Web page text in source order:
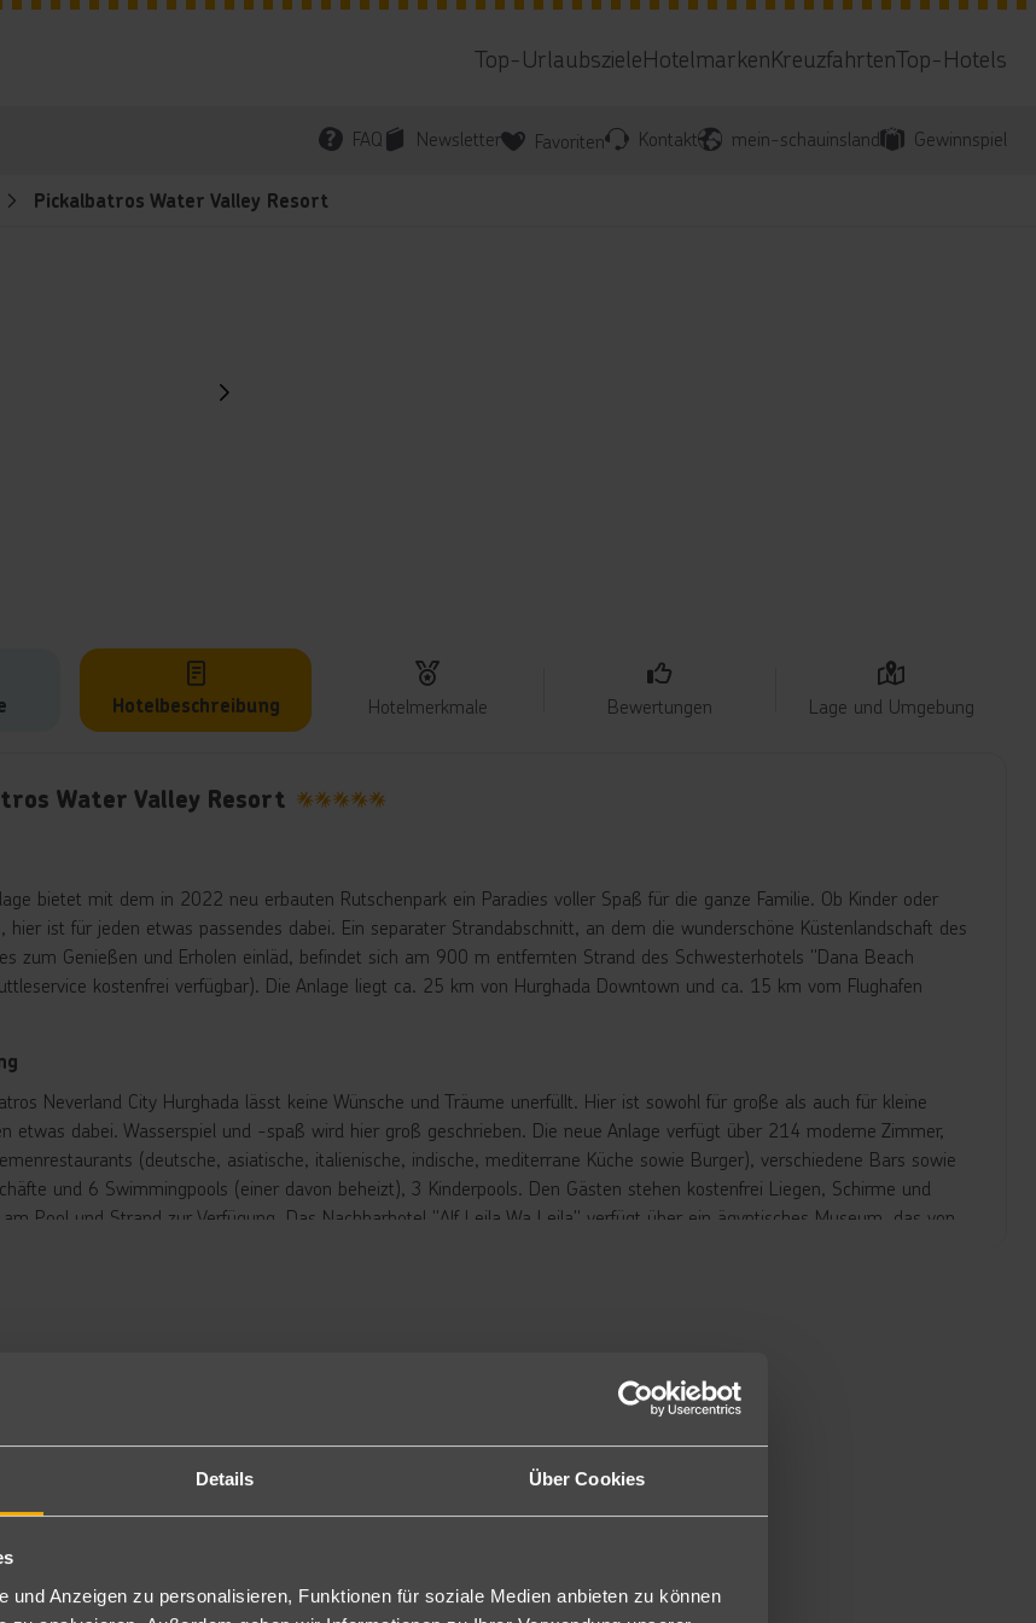
Details Über Cookies
und Anzeigen zu personalisieren, Funktionen für soziale Medien anbieten zu können
Top-UrlaubszieleHotelmarkenKreuzfahrtenTop-Hotels
FAQ Newsletter Favoriten Kontakt mein-schauinsland Gewinnspiel
Pickalbatros Water Valley Resort
Hotelbeschreibung Hotelmerkmale Bewertungen Lage und Umgebung
Water Valley Resort
bietet mit dem in 2022 neu erbauten Rutschenpark ein Paradies voller Spaß für die ganze Familie. Ob Kinder oder
hier ist für jeden etwas passendes dabei. Ein separater Strandabschnitt, an dem die wunderschöne Küstenlandschaft des
zum Genießen und Erholen einläd, befindet sich am 900 m entfernten Strand des Schwesterhotels "Dana Beach
kostenfrei verfügbar). Die Anlage liegt ca. 25 km von Hurghada Downtown und ca. 15 km vom Flughafen
Neverland City Hurghada lässt keine Wünsche und Träume unerfüllt. Hier ist sowohl für große als auch für kleine
etwas dabei. Wasserspiel und -spaß wird hier groß geschrieben. Die neue Anlage verfügt über 214 moderne Zimmer,
(deutsche, asiatische, italienische, indische, mediterrane Küche sowie Burger), verschiedene Bars sowie
und 6 Swimmingpools (einer davon beheizt), 3 Kinderpools. Den Gästen stehen kostenfrei Liegen, Schirme und
Pool und Strand zur Verfügung. Das Nachbarhotel "Alf Leila Wa Leila" verfügt über ein ägyptisches Museum, das von
den Wasserspielen gehören unter anderem ein Surfpool, verschiedene Wasserrutschen (20 für Erwachsene und 33 für
Superior 2 Schlafzimmer: Die Zimmer (FUP, ca. 120 m²) verfügen über zwei separate Schlafzimmer mit
(ein Zimmer mit Kingsize-Bett, ein Zimmer mit zwei Einzelbetten) sowie zwei Badezimmer mit Dusche/WC. Zur
buchbar unter HRGB19 als Familienzimmer Superior Poolblick "F2U").
(ein Zimmer mit Kingsize-Bett, ein Zimmer mit zwei Einzelbetten) sowie zwei Badezimmer mit Dusche/WC. Zur